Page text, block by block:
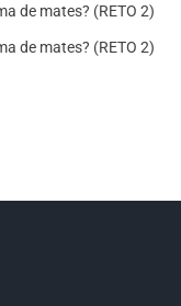
de mates? (RETO 2)
de mates? (RETO 2)